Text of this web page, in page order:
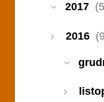
2017
2016